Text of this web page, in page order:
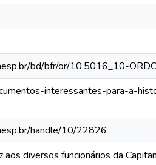
bd/bfr/or/10.5016_10-
interessantes-para-a-
handle/10/22826
aos diversos funcionários da